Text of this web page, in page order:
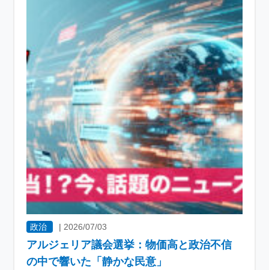
政治 | 2026/07/03
アルジェリア議会選挙：物価高と政治不信
の中で響いた「静かな民意」